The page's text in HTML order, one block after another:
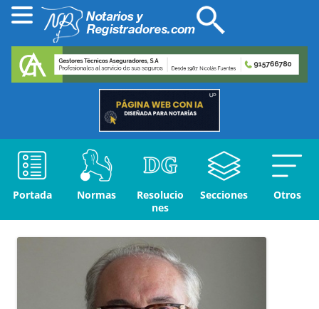
Portada Normas
Resolucio
nes
Secciones Otros